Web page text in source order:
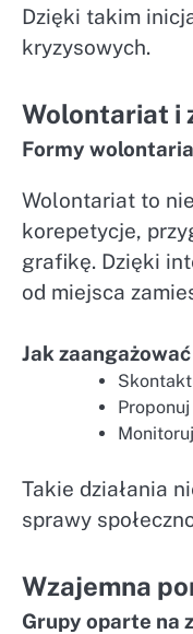
Dzięki takim
kryzysowych.
Wolontariat i
Formy
Wolontariat to
korepetycje,
grafikę. Dzięki
od miejsca
Jak
Takie działania
sprawy
Wzajemna
Grupy oparte na